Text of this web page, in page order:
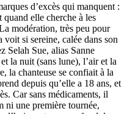
d’excès qui manquent :
elle cherche à les
modération, très peu pour
si sereine, calée dans son
Selah Sue, alias Sanne
la nuit (sans lune), l’air et la
la chanteuse se confiait à la
depuis qu’elle a 18 ans, et
Car sans médicaments, il
ni une première tournée,